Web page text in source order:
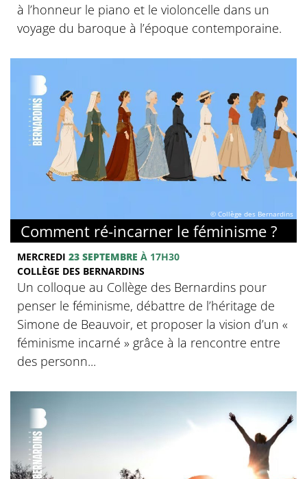
à l’honneur le piano et le violoncelle dans un
voyage du baroque à l’époque contemporaine.
© Collège des Bernardins
Comment ré-incarner le féminisme ?
MERCREDI 23 SEPTEMBRE À 17H30
COLLÈGE DES BERNARDINS
Un colloque au Collège des Bernardins pour
penser le féminisme, débattre de l’héritage de
Simone de Beauvoir, et proposer la vision d’un «
féminisme incarné » grâce à la rencontre entre
des personn...